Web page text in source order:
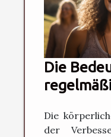
Die
Die
der